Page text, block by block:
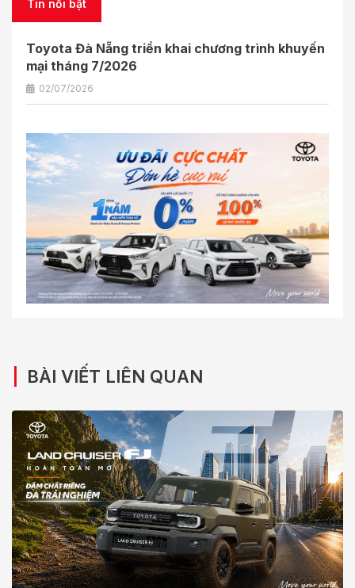
Tin nổi bật
Toyota Đà Nẵng triển khai chương trình khuyến
mại tháng 7/2026
02/07/2026
BÀI VIẾT LIÊN QUAN